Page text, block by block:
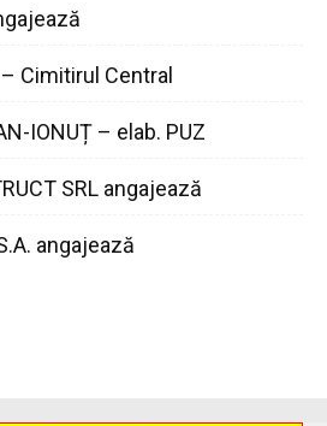
Cimitirul Central
IONUȚ – elab. PUZ
SRL angajează
angajează